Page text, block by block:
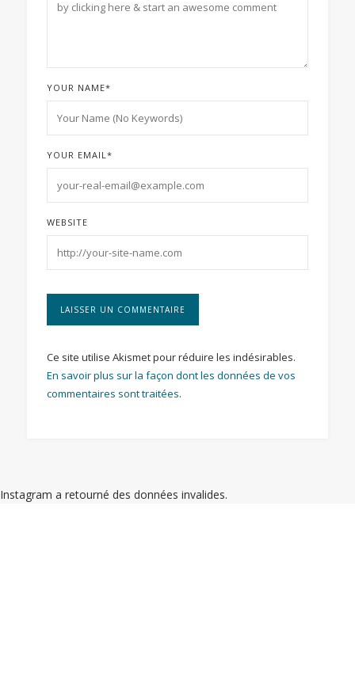
YOUR NAME*
YOUR EMAIL*
WEBSITE
Ce site utilise Akismet pour réduire les indésirables.
En savoir plus sur la façon dont les données de vos
commentaires sont traitées.
Instagram a retourné des données invalides.